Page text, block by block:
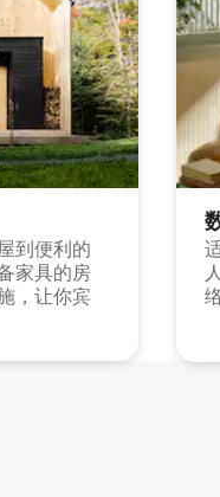
到便利的
家具的房
，让你宾